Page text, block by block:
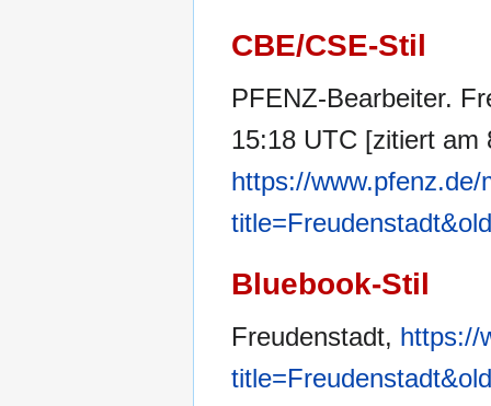
CBE/CSE-Stil
PFENZ-Bearbeiter.
15:18 UTC [zitiert am
https://
Bluebook-Stil
Freudenstadt, https://